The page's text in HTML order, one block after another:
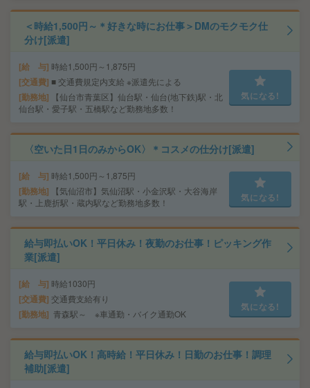
＜時給1,500円～＊好きな時にお仕事＞DMのモクモク仕
分け[派遣]
給 与 時給1,500円～1,875円
交通費 ■ 交通費規定内支給 ※派遣先による
勤務地
【仙台市青葉区】仙台駅・仙台(地下鉄)駅・北
仙台駅・愛子駅・五橋駅など勤務地多数！
気になる!
〈空いた日1日のみからOK〉＊コスメの仕分け[派遣]
給 与 時給1,500円～1,875円
勤務地
【気仙沼市】気仙沼駅・小金沢駅・大谷海岸
駅・上鹿折駅・蔵内駅など勤務地多数！
気になる!
給与即払いOK！平日休み！夜勤のお仕事！ピッキング作
業[派遣]
給 与 時給1030円
交通費 交通費支給有り
勤務地 青森駅～ ※車通勤・バイク通勤OK
気になる!
給与即払いOK！高時給！平日休み！日勤のお仕事！調理
補助[派遣]